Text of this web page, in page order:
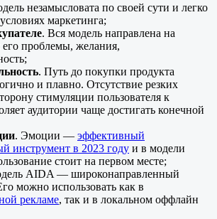
незамысловата по своей сути и легко
маркетинга;
. Вся модель направлена на
его проблемы, желания,
. Путь до покупки продукта
и плавно. Отсутствие резких
стимуляции пользователя к
аудитории чаще достигать конечной
. Эмоции — эффективный
инструмент в 2023 году и в модели
стоит на первом месте;
AIDA — широконаправленный
можно использовать как в
рекламе, так и в локальном оффлайн